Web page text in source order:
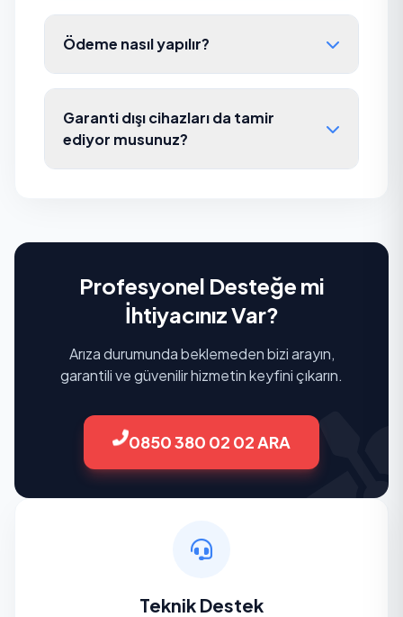
Ödeme nasıl yapılır?
Garanti dışı cihazları da tamir
ediyor musunuz?
Profesyonel Desteğe mi
İhtiyacınız Var?
Arıza durumunda beklemeden bizi arayın,
garantili ve güvenilir hizmetin keyfini çıkarın.
0850 380 02 02 ARA
Teknik Destek